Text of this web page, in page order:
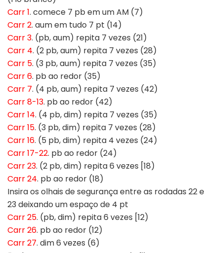
Carr 1. comece 7 pb em um AM (7)
Carr 2. aum em tudo 7 pt (14)
Carr 3. (pb, aum) repita 7 vezes (21)
Carr 4. (2 pb, aum) repita 7 vezes (28)
Carr 5. (3 pb, aum) repita 7 vezes (35)
Carr 6. pb ao redor (35)
Carr 7. (4 pb, aum) repita 7 vezes (42)
Carr 8-13. pb ao redor (42)
Carr 14. (4 pb, dim) repita 7 vezes (35)
Carr 15. (3 pb, dim) repita 7 vezes (28)
Carr 16. (5 pb, dim) repita 4 vezes (24)
Carr 17-22. pb ao redor (24)
Carr 23. (2 pb, dim) repita 6 vezes [18)
Carr 24. pb ao redor (18)
Insira os olhais de segurança entre as rodadas 22 e
23 deixando um espaço de 4 pt
Carr 25. (pb, dim) repita 6 vezes [12)
Carr 26. pb ao redor (12)
Carr 27. dim 6 vezes (6)